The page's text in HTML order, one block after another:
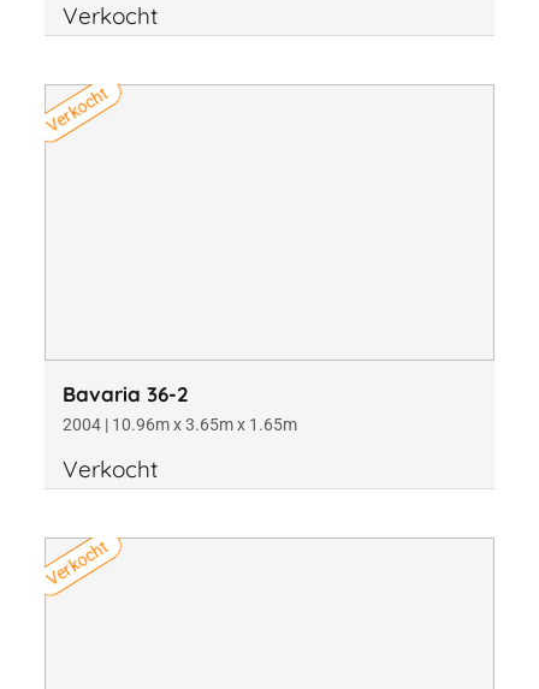
Verkocht
Verkocht
Bavaria 36-2
2004 | 10.96m x 3.65m x 1.65m
Verkocht
Verkocht